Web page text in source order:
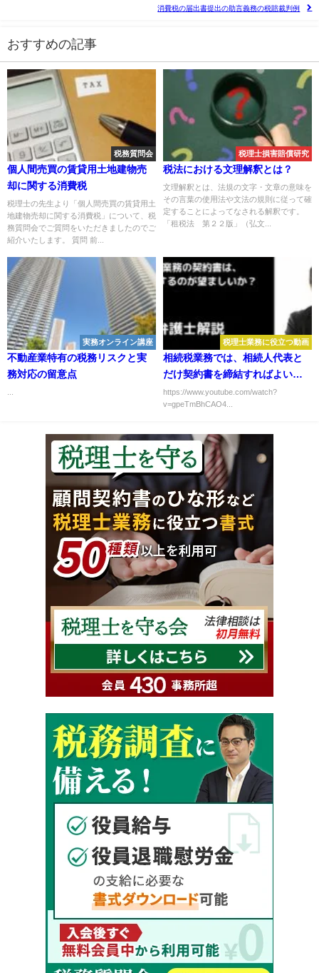
消費税の届出書提出の助言義務の税賠裁判例
おすすめの記事
税務質問会
個人間売買の賃貸用土地建物売
却に関する消費税
税理士の先生より「個人間売買の賃貸用土
地建物売却に関する消費税」について、税
務質問会でご質問をいただきましたのでご
紹介いたします。 質問 前...
税理士損害賠償研究
税法における文理解釈とは？
文理解釈とは、法規の文字・文章の意味を
その言葉の使用法や文法の規則に従って確
定することによってなされる解釈です。
「租税法 第２２版」（弘文...
実務オンライン講座
不動産業特有の税務リスクと実
務対応の留意点
税理士業務に役立つ動画
相続税業務では、相続人代表と
だけ契約書を締結すればよい
か？
https://www.youtube.com/watch?
v=gpeTmBhCAO4...